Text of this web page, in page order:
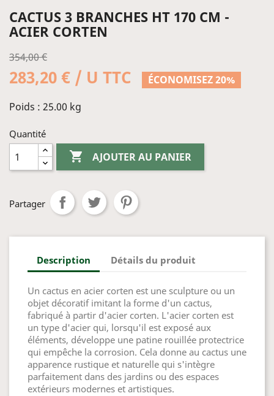
CACTUS 3 BRANCHES HT 170 CM -
ACIER CORTEN
354,00 €
283,20 € / U TTC
ÉCONOMISEZ 20%
Poids : 25.00 kg
Quantité
 AJOUTER AU PANIER
Partager
Description Détails du produit
Un cactus en acier corten est une sculpture ou un
objet décoratif imitant la forme d'un cactus,
fabriqué à partir d'acier corten. L'acier corten est
un type d'acier qui, lorsqu'il est exposé aux
éléments, développe une patine rouillée protectrice
qui empêche la corrosion. Cela donne au cactus une
apparence rustique et naturelle qui s'intègre
parfaitement dans des jardins ou des espaces
extérieurs modernes et artistiques.